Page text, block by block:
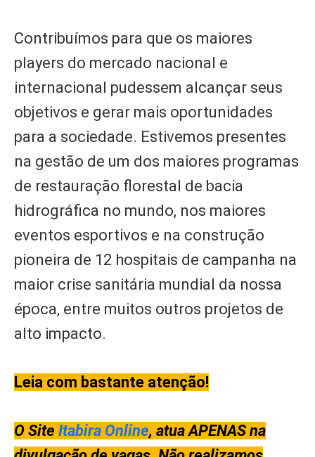
Contribuímos para que os maiores
players do mercado nacional e
internacional pudessem alcançar seus
objetivos e gerar mais oportunidades
para a sociedade. Estivemos presentes
na gestão de um dos maiores programas
de restauração florestal de bacia
hidrográfica no mundo, nos maiores
eventos esportivos e na construção
pioneira de 12 hospitais de campanha na
maior crise sanitária mundial da nossa
época, entre muitos outros projetos de
alto impacto.
Leia com bastante atenção!
O Site Itabira Online, atua APENAS na